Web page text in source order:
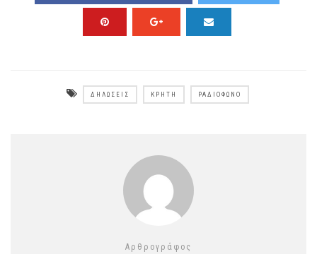
ΔΗΛΏΣΕΙΣ ΚΡΉΤΗ ΡΑΔΙΌΦΩΝΟ
Αρθρογράφος